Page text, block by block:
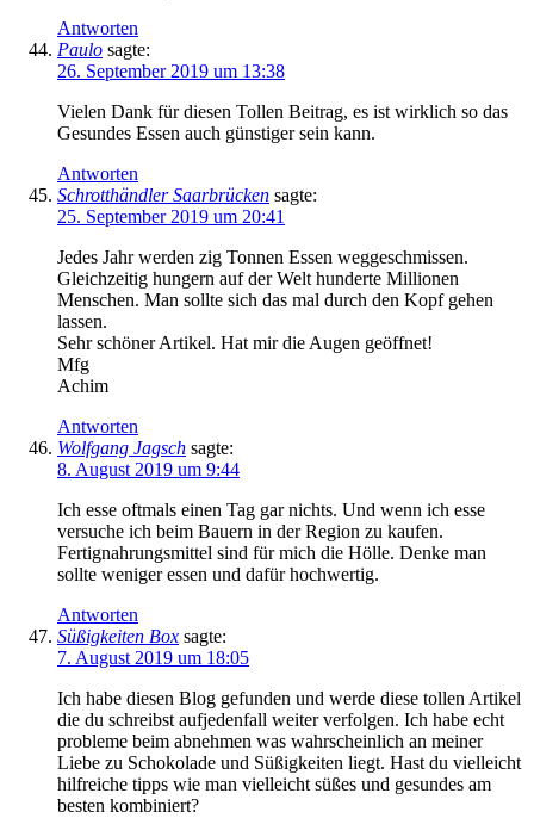
Antworten
Paulo sagte:
26. September 2019 um 13:38
Vielen Dank für diesen Tollen Beitrag, es ist wirklich so das
Gesundes Essen auch günstiger sein kann.
Antworten
Schrotthändler Saarbrücken sagte:
25. September 2019 um 20:41
Jedes Jahr werden zig Tonnen Essen weggeschmissen.
Gleichzeitig hungern auf der Welt hunderte Millionen
Menschen. Man sollte sich das mal durch den Kopf gehen
lassen.
Sehr schöner Artikel. Hat mir die Augen geöffnet!
Mfg
Achim
Antworten
Wolfgang Jagsch sagte:
8. August 2019 um 9:44
Ich esse oftmals einen Tag gar nichts. Und wenn ich esse
versuche ich beim Bauern in der Region zu kaufen.
Fertignahrungsmittel sind für mich die Hölle. Denke man
sollte weniger essen und dafür hochwertig.
Antworten
Süßigkeiten Box sagte:
7. August 2019 um 18:05
Ich habe diesen Blog gefunden und werde diese tollen Artikel
die du schreibst aufjedenfall weiter verfolgen. Ich habe echt
probleme beim abnehmen was wahrscheinlich an meiner
Liebe zu Schokolade und Süßigkeiten liegt. Hast du vielleicht
hilfreiche tipps wie man vielleicht süßes und gesundes am
besten kombiniert?